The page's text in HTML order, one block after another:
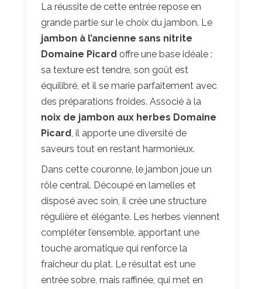
La réussite de cette entrée repose en
grande partie sur le choix du jambon. Le
jambon à l’ancienne sans nitrite
Domaine Picard offre une base idéale :
sa texture est tendre, son goût est
équilibré, et il se marie parfaitement avec
des préparations froides. Associé à la
noix de jambon aux herbes Domaine
Picard , il apporte une diversité de
saveurs tout en restant harmonieux.
Dans cette couronne, le jambon joue un
rôle central. Découpé en lamelles et
disposé avec soin, il crée une structure
régulière et élégante. Les herbes viennent
compléter l’ensemble, apportant une
touche aromatique qui renforce la
fraîcheur du plat. Le résultat est une
entrée sobre, mais raffinée, qui met en